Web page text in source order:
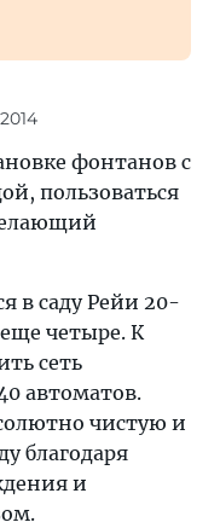
фонтанов с
пользоваться
в саду Рейи 20-
четыре. К
сеть
автоматов.
чистую и
благодаря
и